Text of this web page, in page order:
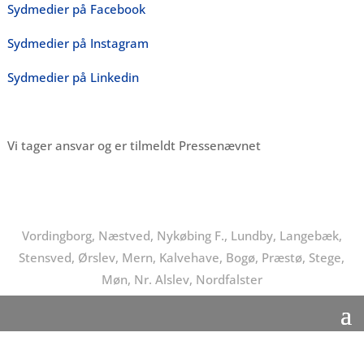
Sydmedier på Facebook
Sydmedier på Instagram
Sydmedier på Linkedin
Vi tager ansvar og er tilmeldt Pressenævnet
Vordingborg, Næstved, Nykøbing F., Lundby, Langebæk,
Stensved, Ørslev, Mern, Kalvehave, Bogø, Præstø, Stege,
Møn, Nr. Alslev, Nordfalster